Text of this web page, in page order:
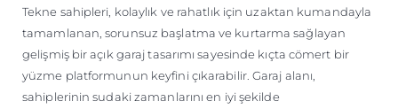
Tekne sahipleri, kolaylık ve rahatlık için uzaktan kumandayla
tamamlanan, sorunsuz başlatma ve kurtarma sağlayan
gelişmiş bir açık garaj tasarımı sayesinde kıçta cömert bir
yüzme platformunun keyfini çıkarabilir. Garaj alanı,
sahiplerinin sudaki zamanlarını en iyi şekilde